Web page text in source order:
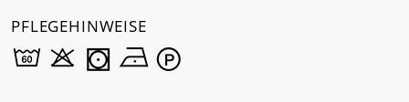
PFLEGEHINWEISE